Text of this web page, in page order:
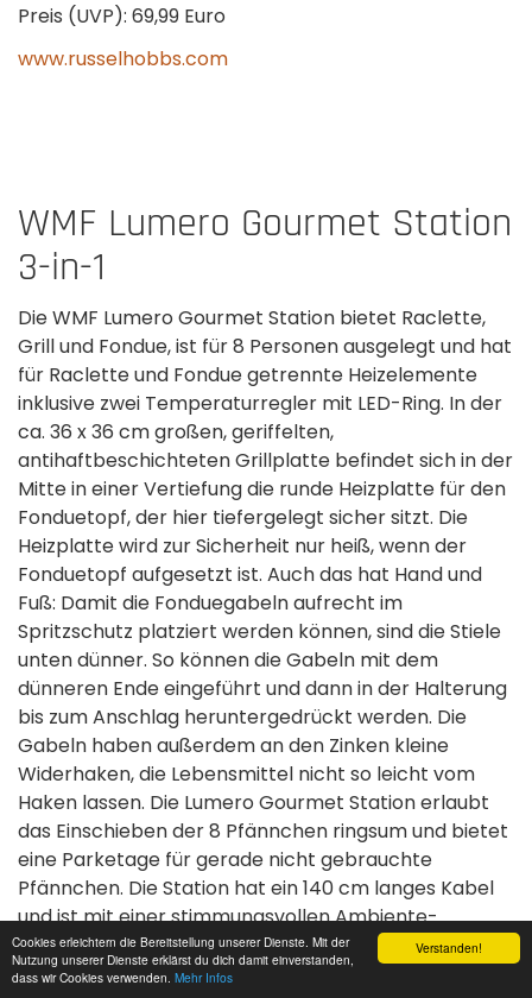
Verstanden!
Cookies erleichtern die Bereitstellung unserer Dienste. Mit der
Nutzung unserer Dienste erklärst du dich damit einverstanden,
dass wir Cookies verwenden. Mehr Infos
Preis (UVP): 69,99 Euro
www.russelhobbs.com
WMF Lumero Gourmet Station
3-in-1
Die WMF Lumero Gourmet Station bietet Raclette,
Grill und Fondue, ist für 8 Personen ausgelegt und hat
für Raclette und Fondue getrennte Heizelemente
inklusive zwei Temperaturregler mit LED-Ring. In der
ca. 36 x 36 cm großen, geriffelten,
antihaftbeschichteten Grillplatte befindet sich in der
Mitte in einer Vertiefung die runde Heizplatte für den
Fonduetopf, der hier tiefergelegt sicher sitzt. Die
Heizplatte wird zur Sicherheit nur heiß, wenn der
Fonduetopf aufgesetzt ist. Auch das hat Hand und
Fuß: Damit die Fonduegabeln aufrecht im
Spritzschutz platziert werden können, sind die Stiele
unten dünner. So können die Gabeln mit dem
dünneren Ende eingeführt und dann in der Halterung
bis zum Anschlag heruntergedrückt werden. Die
Gabeln haben außerdem an den Zinken kleine
Widerhaken, die Lebensmittel nicht so leicht vom
Haken lassen. Die Lumero Gourmet Station erlaubt
das Einschieben der 8 Pfännchen ringsum und bietet
eine Parketage für gerade nicht gebrauchte
Pfännchen. Die Station hat ein 140 cm langes Kabel
und ist mit einer stimmungsvollen Ambiente-
Beleuchtung ausgestattet.
Die praktische Anwendung